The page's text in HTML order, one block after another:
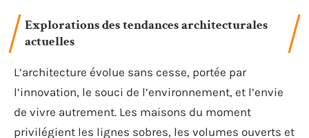
Explorations des tendances architecturales
actuelles
L’architecture évolue sans cesse, portée par
l’innovation, le souci de l’environnement, et l’envie
de vivre autrement. Les maisons du moment
privilégient les lignes sobres, les volumes ouverts et